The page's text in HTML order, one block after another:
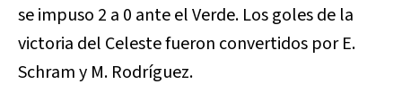
se impuso 2 a 0 ante el Verde. Los goles de la
victoria del Celeste fueron convertidos por E.
Schram y M. Rodríguez.